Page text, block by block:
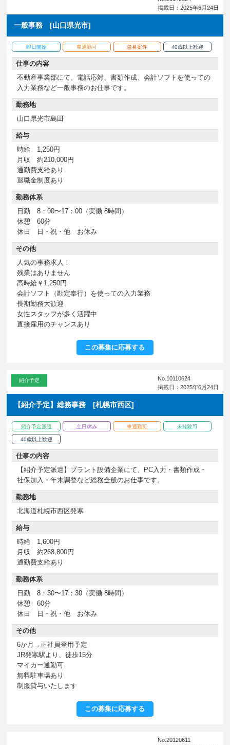
掲載日：2025年6月24日
一般事務 [山口県光市]
即日開始 車通勤可 急募案件 40歳以上歓迎
仕事の内容
不動産事業部にて、電話応対、書類作成、会計ソフトを使っての
入力業務など一般事務のお仕事です。
勤務地
山口県光市島田
給与
時給 1,250円
月収 約210,000円
通勤費支給あり
退職金制度あり
勤務体系
日勤 8：00〜17：00（実働 8時間）
休憩 60分
休日 日・祝・他 お休み
その他
人気の事務求人！
残業はありません
高時給￥1,250円
会計ソフト（勘定奉行）を使っての入力業務
長期勤務大歓迎
女性スタッフが多く活躍中
直接雇用のチャンスあり
この募集に応募する
紹介予定
No.10110624
掲載日：2025年6月24日
【紹介予定】総務事務 [札幌市西区]
紹介予定派遣 土日休み 車通勤可 未経験可
40歳以上歓迎
仕事の内容
【紹介予定派遣】プラント設備企業にて、PC入力・書類作成・
社保加入・年末調整など総務全般のお仕事です。
勤務地
北海道札幌市西区発寒
給与
時給 1,600円
月収 約268,800円
通勤費支給あり
勤務体系
日勤 8：30〜17：30（実働 8時間）
休憩 60分
休日 日・祝・他 お休み
その他
6か月→正社員登用予定
JR発寒駅より、徒歩15分
マイカー通勤可
無料駐車場あり
制服貸与いたします
この募集に応募する
No.20120611